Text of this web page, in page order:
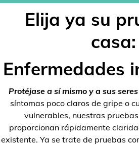
Elija ya su
casa:
Enfermedades
Protéjase a sí mismo y a sus
síntomas poco claros de gripe o
vulnerables, nuestras
proporcionan rápidamente
existente. Ya se trate de pruebas